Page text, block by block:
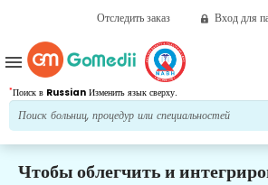
Отследить заказ Вход для
*Поиск в Russian Изменить язык сверху.
menu
Чтобы облегчить и